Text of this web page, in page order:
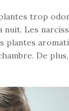
trop
Les
plantes
De